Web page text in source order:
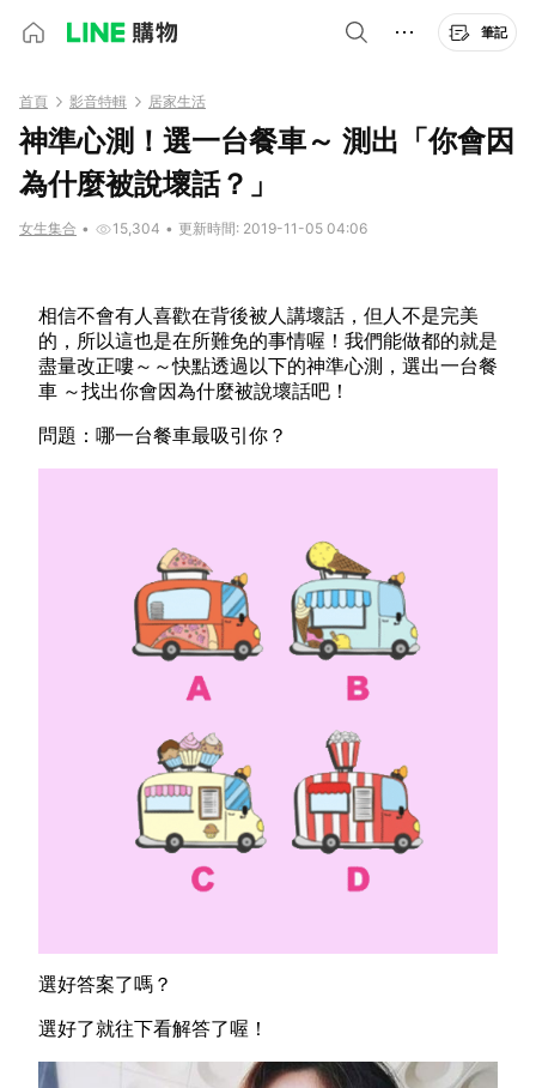
筆記
首頁 影音特輯 居家生活
神準心測！選一台餐車～ 測出「你會因
為什麼被說壞話？」
女生集合 • 15,304 • 更新時間: 2019-11-05 04:06
相信不會有人喜歡在背後被人講壞話，但人不是完美
的，所以這也是在所難免的事情喔！我們能做都的就是
盡量改正嘍～～快點透過以下的神準心測，選出一台餐
車 ～找出你會因為什麼被說壞話吧！
問題：哪一台餐車最吸引你？
選好答案了嗎？
選好了就往下看解答了喔！